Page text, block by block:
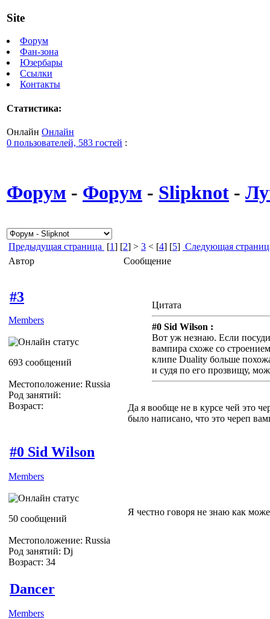
Site
Форум
Фан-зона
Юзербары
Ссылки
Контакты
Статистика:
Онлайн Онлайн
0 пользователей, 583 гостей :
Форум - Форум - Slipknot -
Предыдущая страница [1] [2] > 3 < [4] [5] Следующая
Автор
Сообщение
#3
Members
693 сообщений
Местоположение: Russia
Род занятий:
Возраст:
Цитата
#0 Sid Wilson :
Вот уж незнаю. Если
вампира схоже со
клипе Duality больше
и судя по его прозвищу,
Да я вообще не в курсе чей это
было написано, что это череп
#0 Sid Wilson
Members
50 сообщений
Местоположение: Russia
Род занятий: Dj
Возраст: 34
Я честно говоря не знаю как
Dancer
Members